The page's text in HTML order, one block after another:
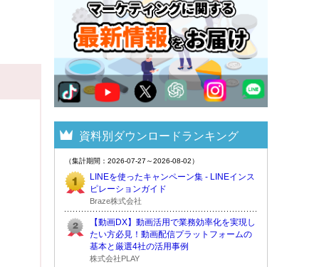
資料別ダウンロードランキング
（集計期間：2026-07-27～2026-08-02）
LINEを使ったキャンペーン集 - LINEインス
ピレーションガイド
Braze株式会社
【動画DX】動画活用で業務効率化を実現し
たい方必見！動画配信プラットフォームの
基本と厳選4社の活用事例
株式会社PLAY